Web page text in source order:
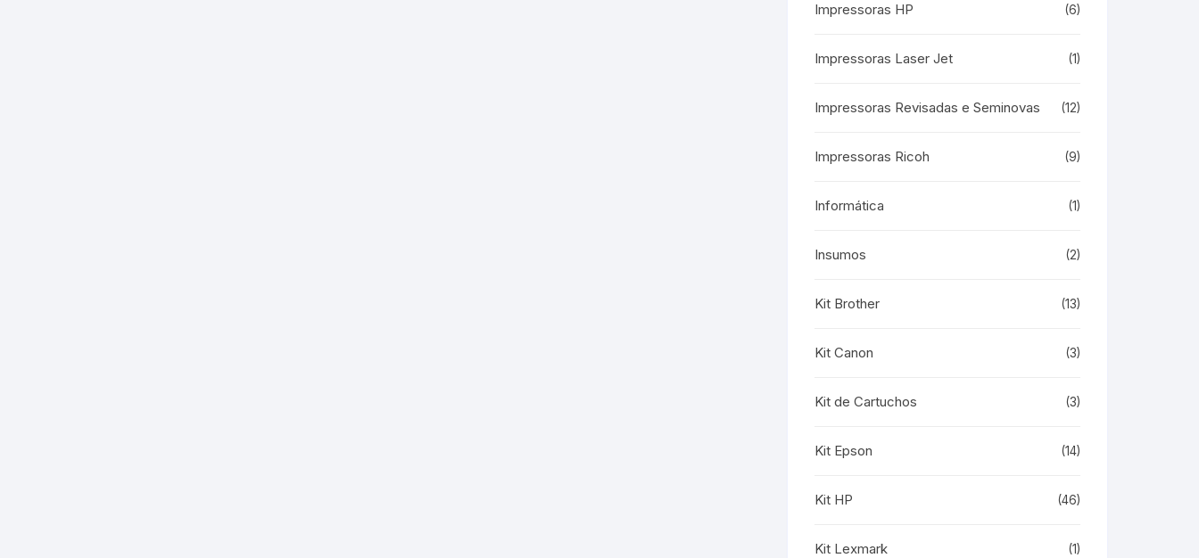
Impressoras HP (6)
Impressoras Laser Jet (1)
Impressoras Revisadas e Seminovas (12)
Impressoras Ricoh (9)
Informática (1)
Insumos (2)
Kit Brother (13)
Kit Canon (3)
Kit de Cartuchos (3)
Kit Epson (14)
Kit HP (46)
Kit Lexmark (1)